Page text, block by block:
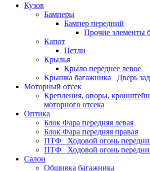
Кузов
Бамперы
Бампер передний
Прочие элементы
Капот
Петли
Крылья
Крыло переднее левое
Крышка багажника_ Дверь
Моторный отсек
Крепления, опоры,
моторного отсека
Оптика
Блок Фара передняя левая
Блок Фара передняя правая
ПТФ_ Ходовой огонь
ПТФ_ Ходовой огонь
Салон
Обшивка багажника